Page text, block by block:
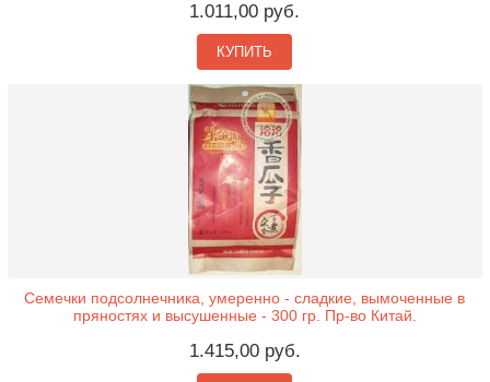
1.011,00 руб.
КУПИТЬ
Семечки подсолнечника, умеренно - сладкие, вымоченные в
пряностях и высушенные - 300 гр. Пр-во Китай.
1.415,00 руб.